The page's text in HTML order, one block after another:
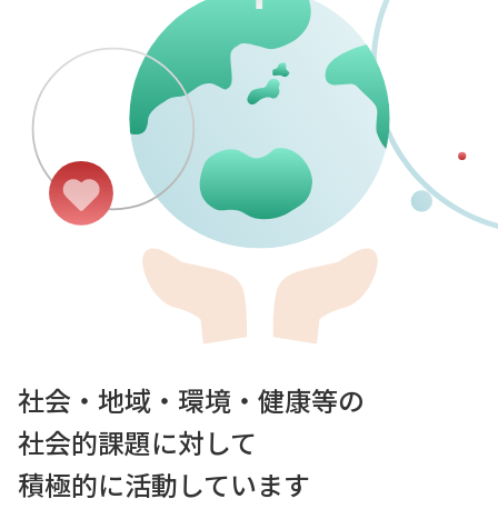
社会・地域・環境・健康等の
社会的課題に対して
積極的に活動しています